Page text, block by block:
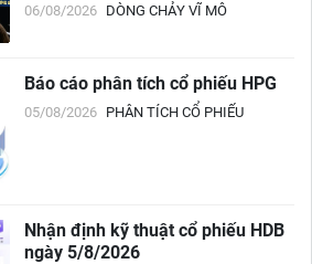
06/08/2026 DÒNG CHẢY VĨ MÔ
Báo cáo phân tích cổ phiếu HPG
05/08/2026 PHÂN TÍCH CỔ PHIẾU
Nhận định kỹ thuật cổ phiếu HDB
ngày 5/8/2026